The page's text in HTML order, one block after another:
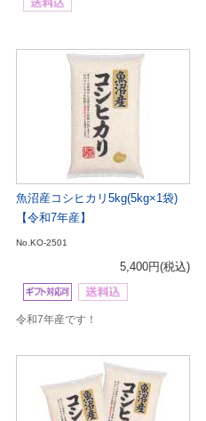
魚沼産コシヒカリ5kg(5kg×1袋)
【令和7年産】
No.KO-2501
5,400円(税込)
令和7年産です！